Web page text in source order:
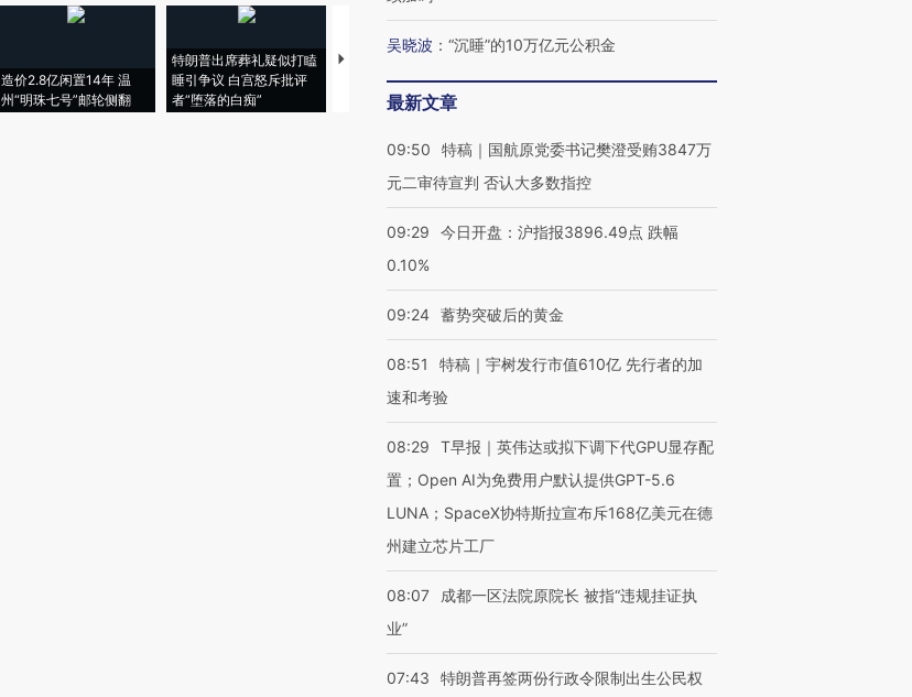
造价2.8亿闲置14年 温
州“明珠七号”邮轮侧翻
特朗普出席葬礼疑似打瞌
睡引争议 白宫怒斥批评
者“堕落的白痴”
视线｜全球最热百城独占
97个 印度如何熬过48°C
38岁梅西上演帽子戏法
围棋失利的邓煜 两位菲尔
吴晓波 ： “沉睡”的10万亿元公积金
最新文章
09:50
特稿｜国航原党委书记樊澄受贿3847万
元二审待宣判 否认大多数指控
09:29
今日开盘：沪指报3896.49点 跌幅
0.10%
09:24 蓄势突破后的黄金
08:51
特稿｜宇树发行市值610亿 先行者的加
速和考验
08:29
T早报｜英伟达或拟下调下代GPU显存配
置；Open AI为免费用户默认提供GPT-5.6
LUNA；SpaceX协特斯拉宣布斥168亿美元在德
州建立芯片工厂
08:07
成都一区法院原院长 被指“违规挂证执
业”
07:43
特朗普再签两份行政令限制出生公民权